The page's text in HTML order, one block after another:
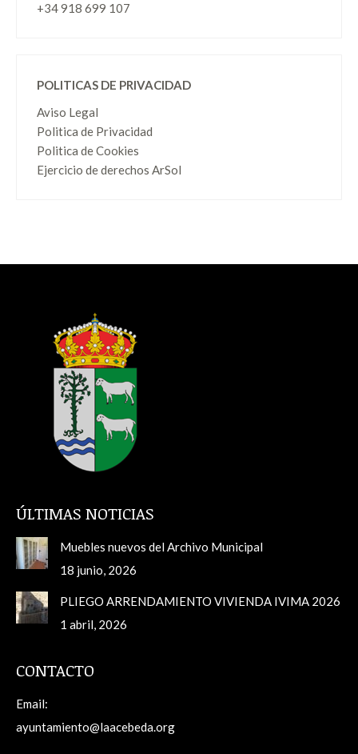
+34 918 699 107
POLITICAS DE PRIVACIDAD
Aviso Legal
Politica de Privacidad
Politica de Cookies
Ejercicio de derechos ArSol
ÚLTIMAS NOTICIAS
Muebles nuevos del Archivo Municipal
18 junio, 2026
PLIEGO ARRENDAMIENTO VIVIENDA IVIMA 2026
1 abril, 2026
CONTACTO
Email:
ayuntamiento@laacebeda.org